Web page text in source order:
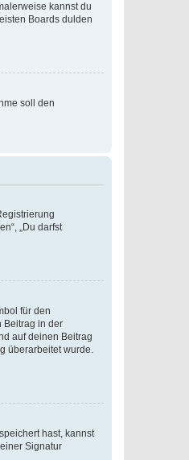
kannst du
Boards dulden
soll den
„Du darfst
für den
Beitrag in der
auf deinen Beitrag
überarbeitet wurde.
hast, kannst
Signatur